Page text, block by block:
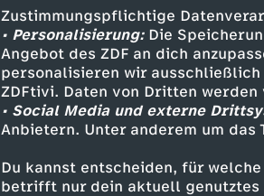
Zustimmungspflichtige
• Personalisierung:Die
Angebot des ZDF an dich
personalisieren wir ausschließlich
ZDFtivi. Daten von Dritten
• Social Media und externe
Anbietern. Unter anderem um
Du kannst entscheiden, für
betrifft nur dein aktuell genutztes
Seiten des
Umfeld des Stadions,
Gewalt der Kartelle,
Guadalajara, einem
Vermissten und geht mit
Spezialeinheiten der
ihre Besucher schützen
warum ihr Land
eigene Bevölkerung.